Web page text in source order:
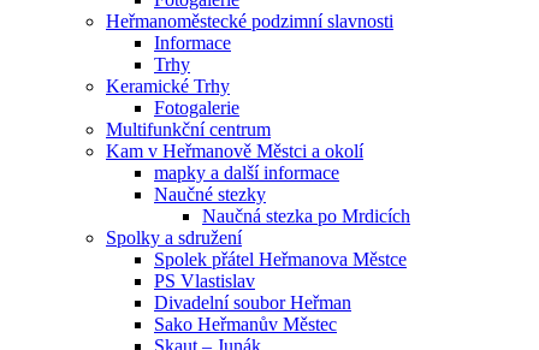
Heřmanoměstecké podzimní slavnosti
Informace
Trhy
Keramické Trhy
Fotogalerie
Multifunkční centrum
Kam v Heřmanově Městci a okolí
mapky a další informace
Naučné stezky
Naučná stezka po Mrdicích
Spolky a sdružení
Spolek přátel Heřmanova Městce
PS Vlastislav
Divadelní soubor Heřman
Sako Heřmanův Městec
Skaut – Junák